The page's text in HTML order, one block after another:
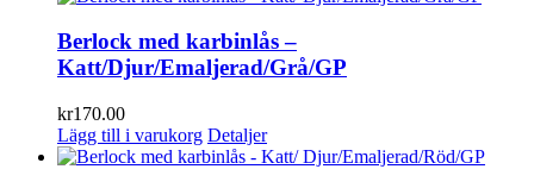
Berlock med karbinlås –
Katt/Djur/Emaljerad/Grå/GP
kr170.00
Lägg till i varukorg Detaljer